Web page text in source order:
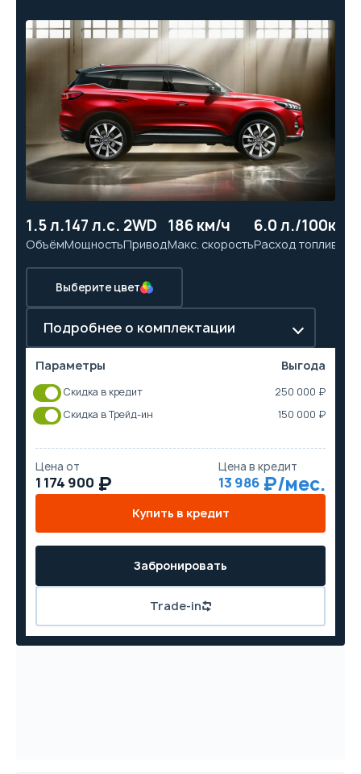
1.5 л.
Объём
147 л.с.
Мощность
2WD
Привод
186 км/ч
Макс. скорость
6.0 л./100км
Расход топлива
Выберите цвет
Подробнее о комплектации
Параметры Выгода
Скидка в кредит
250 000 ₽
Скидка в Трейд-ин
150 000 ₽
Цена от
1 174 900
Цена в кредит
13 986
Купить в кредит
Trade-in
Забронировать